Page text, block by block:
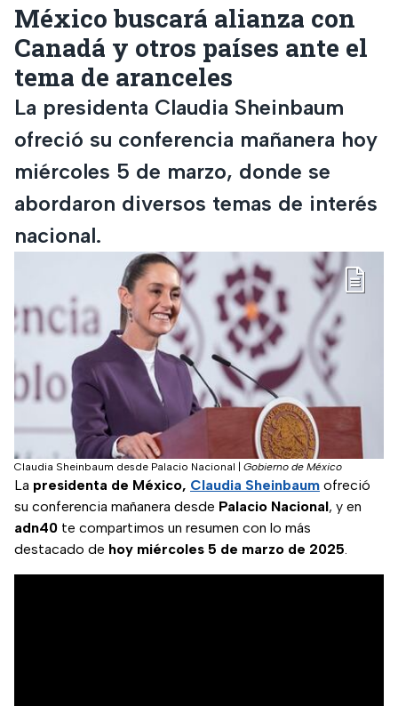
México buscará alianza con
Canadá y otros países ante el
tema de aranceles
La presidenta Claudia Sheinbaum
ofreció su conferencia mañanera hoy
miércoles 5 de marzo, donde se
abordaron diversos temas de interés
nacional.
Claudia Sheinbaum desde Palacio Nacional Gobierno de México
La presidenta de México, Claudia Sheinbaum ofreció
su conferencia mañanera desde Palacio Nacional, y en
adn40 te compartimos un resumen con lo más
destacado de hoy miércoles 5 de marzo de 2025.